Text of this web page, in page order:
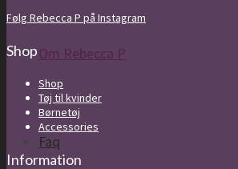
Om Rebecca P
Faq
Følg Rebecca P på Instagram
Shop
Shop
Tøj til kvinder
Børnetøj
Accessories
Information